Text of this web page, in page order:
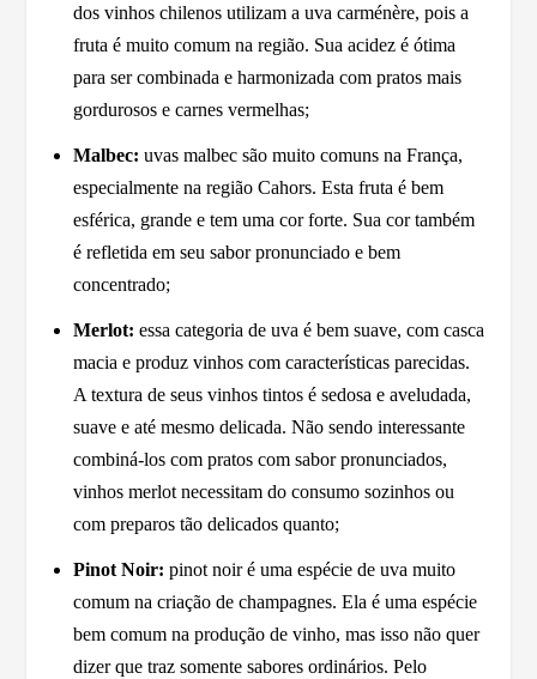
dos vinhos chilenos utilizam a uva carménère, pois a
fruta é muito comum na região. Sua acidez é ótima
para ser combinada e harmonizada com pratos mais
gordurosos e carnes vermelhas;
Malbec: uvas malbec são muito comuns na França,
especialmente na região Cahors. Esta fruta é bem
esférica, grande e tem uma cor forte. Sua cor também
é refletida em seu sabor pronunciado e bem
concentrado;
Merlot: essa categoria de uva é bem suave, com casca
macia e produz vinhos com características parecidas.
A textura de seus vinhos tintos é sedosa e aveludada,
suave e até mesmo delicada. Não sendo interessante
combiná-los com pratos com sabor pronunciados,
vinhos merlot necessitam do consumo sozinhos ou
com preparos tão delicados quanto;
Pinot Noir: pinot noir é uma espécie de uva muito
comum na criação de champagnes. Ela é uma espécie
bem comum na produção de vinho, mas isso não quer
dizer que traz somente sabores ordinários. Pelo